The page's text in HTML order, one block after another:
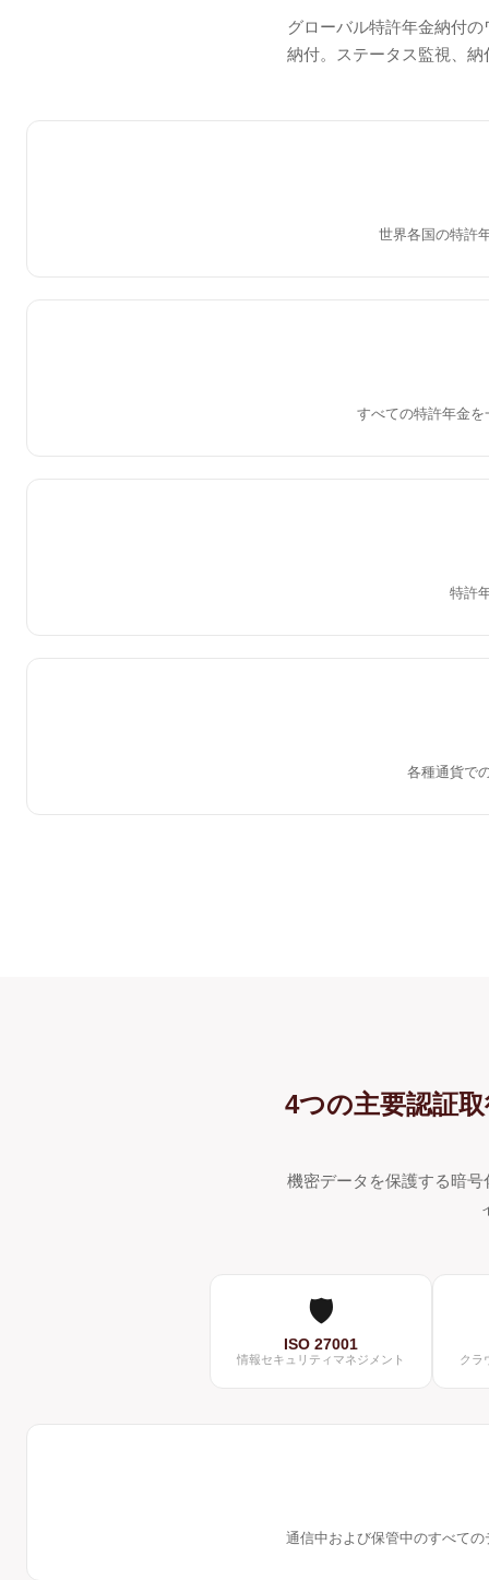
グローバル特許年金納付
納付。ステータス監視、
世界各国の特許
すべての特許年金
特許
各種通貨で
4つの主要認証
機密データを保護する暗
🛡️
ISO 27001
情報セキュリティマネジメント クラ
通信中および保管中のすべて